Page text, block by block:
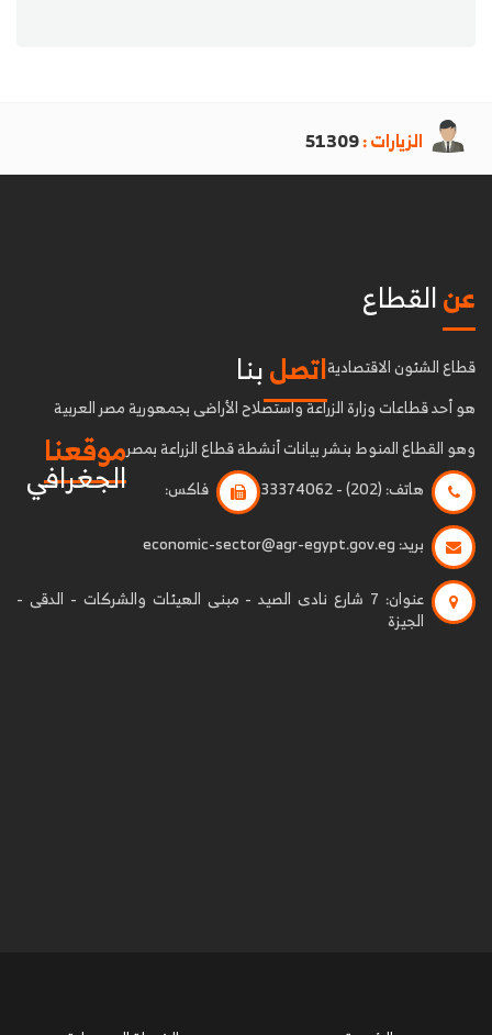
الزيارات :51309
عنالقطاع
قطاع الشئون الاقتصادية
هو أحد قطاعات وزارة الزراعة واستصلاح الأراضى بجمهورية مصر العربية
وهو القطاع المنوط بنشر بيانات أنشطة قطاع الزراعة بمصر
اتصلبنا
هاتف: (202) - 33374062
فاكس:
بريد:
عنوان:
7 شارع نادى الصيد - مبنى الهيئات والشركات - الدقى -
الجيزة
موقعنا
الجغرافي